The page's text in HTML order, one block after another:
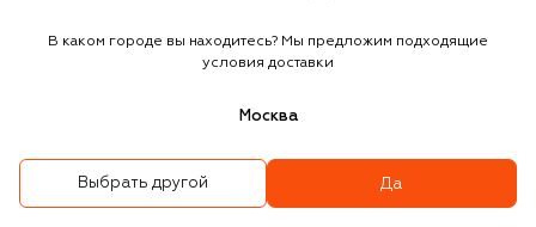
В каком городе вы находитесь? Мы предложим подходящие
условия доставки
Москва
Выбрать другой Да